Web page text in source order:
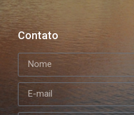
Contato